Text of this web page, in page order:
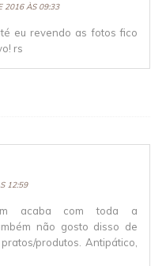
2016 ÀS 09:33
eu revendo as fotos fico
rs
12:59
acaba com toda a
não gosto disso de
produtos. Antipático,